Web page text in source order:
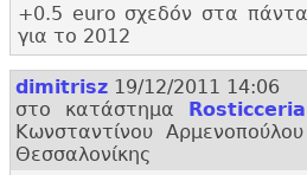
+0.5 euro σχεδόν στα
για το 2012
dimitrisz 19/12/2011 14:06
στο κατάστημα Rosticceria
Κωνσταντίνου
Θεσσαλονίκης